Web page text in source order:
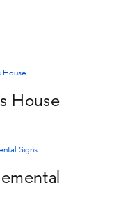
House